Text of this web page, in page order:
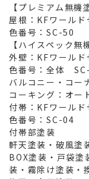
【プレミアム無機
屋根：KFワールド
色番号：SC-50
【ハイスペック無
外壁：KFワールド
色番号：全体
バルコニー・コ
コーキング：オー
付帯：KFワール
色番号：SC-04
付帯部塗装
軒天塗装・破風塗
BOX塗装・戸袋塗
装・霧除け塗装・